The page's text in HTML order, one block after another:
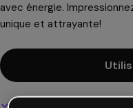
avec énergie.
unique et attrayante!